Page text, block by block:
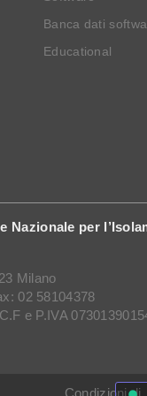
Banca dati
Educational
Nazionale per
Milano
02 58104378
e P.IVA
Condizioni di